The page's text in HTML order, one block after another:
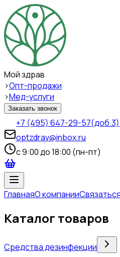
Мой здрав
>Опт-продажи
>Мед-услуги
Заказать звонок
+7 (495) 647-29-57(доб.3)
optzdrav@inbox.ru
c 9:00 до 18:00 (пн-пт)
ГлавнаяО компании
Каталог товаров
Средства дезинфекции